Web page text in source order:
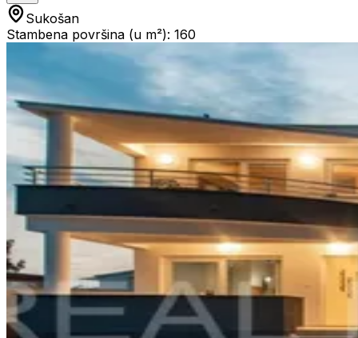
Sukošan
Stambena površina (u m²): 160